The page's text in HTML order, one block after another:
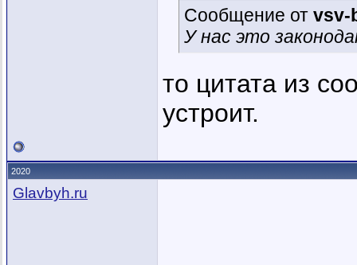
Сообщение от vsv-
У нас это
то цитата из
устроит.
2020
Glavbyh.ru